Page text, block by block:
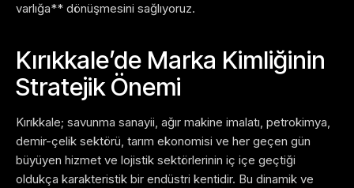
varlığa** dönüşmesini sağlıyoruz.
Kırıkkale’de Marka Kimliğinin
Stratejik Önemi
Kırıkkale; savunma sanayii, ağır makine imalatı, petrokimya,
demir-çelik sektörü, tarım ekonomisi ve her geçen gün
büyüyen hizmet ve lojistik sektörlerinin iç içe geçtiği
oldukça karakteristik bir endüstri kentidir. Bu dinamik ve